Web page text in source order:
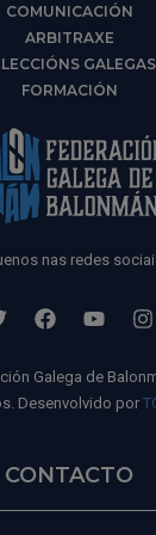
COMUNICACIÓN
ARBITRAXE
GALEGAS
FORMACIÓN
nas redes
Galega de
Desenvolvido por
CONTACTO